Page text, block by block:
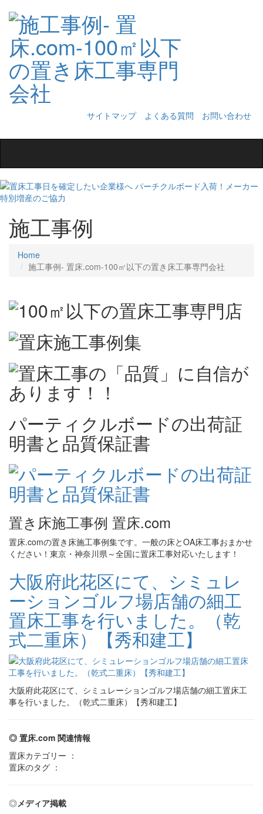
サイトマップ よくある質問
お問い合わせ
navigation
施工事例
Home
施工事例‐ 置床.com-100㎡以下の置き床工事専門会社
パーティクルボードの出荷証
明書と品質保証書
置き床施工事例 置床.com
置床.comの置き床施工事例集です。一般の床とOA床工事おまかせ
ください！東京・神奈川県～全国に置床工事対応いたします！
大阪府此花区にて、シミュレ
ーションゴルフ場店舗の細工
置床工事を行いました。（乾
式二重床）【秀和建工】
大阪府此花区にて、シミュレーションゴルフ場店舗の細工置床工
事を行いました。（乾式二重床）【秀和建工】
◎ 置床.com 関連情報
置床カテゴリー ：
置床のタグ ：
◎メディア掲載